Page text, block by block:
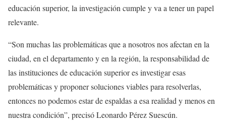
educación superior, la investigación cumple y va a tener un papel
relevante.
“Son muchas las problemáticas que a nosotros nos afectan en la
ciudad, en el departamento y en la región, la responsabilidad de
las instituciones de educación superior es investigar esas
problemáticas y proponer soluciones viables para resolverlas,
entonces no podemos estar de espaldas a esa realidad y menos en
nuestra condición”, precisó Leonardo Pérez Suescún.